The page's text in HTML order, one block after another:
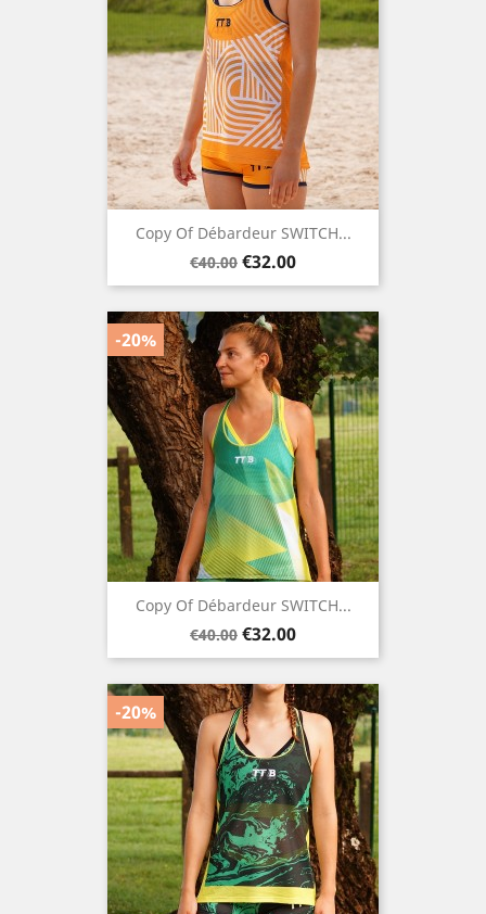
Copy Of Débardeur SWITCH...
Regular
price
€40.00 Price
€32.00
Copy Of Débardeur SWITCH...
Regular
price
€40.00 Price
€32.00
-20%
-20%